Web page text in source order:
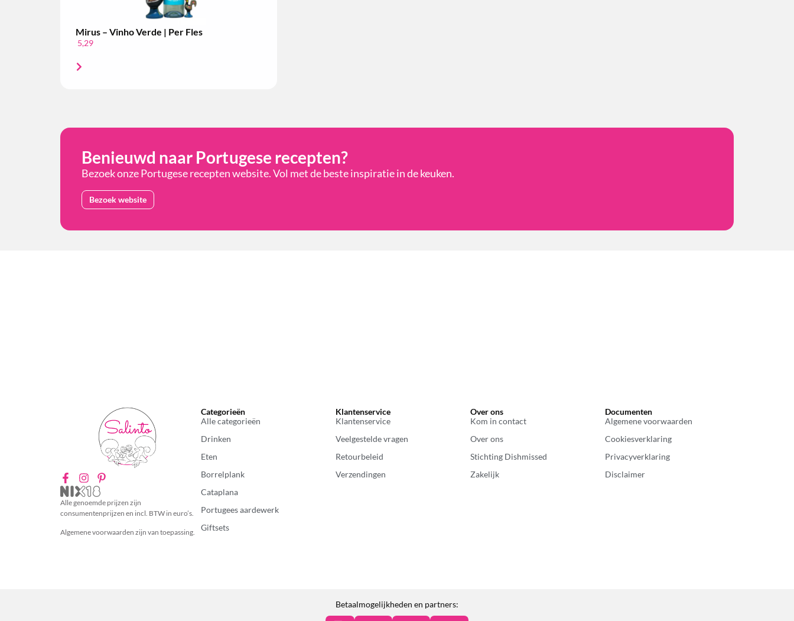
Mirus – Vinho Verde | Per Fles
5,29
Benieuwd naar Portugese recepten?
Bezoek onze Portugese recepten website. Vol met de beste inspiratie in de keuken.
Bezoek website
Alle genoemde prijzen zijn
consumentenprijzen en incl. BTW in euro’s.
Algemene voorwaarden zijn van toepassing.
Categorieën
Alle categorieën
Drinken
Eten
Borrelplank
Cataplana
Portugees aardewerk
Giftsets
Klantenservice
Klantenservice
Veelgestelde vragen
Retourbeleid
Verzendingen
Over ons
Kom in contact
Over ons
Stichting Dishmissed
Zakelijk
Documenten
Algemene voorwaarden
Cookiesverklaring
Privacyverklaring
Disclaimer
Betaalmogelijkheden en partners: